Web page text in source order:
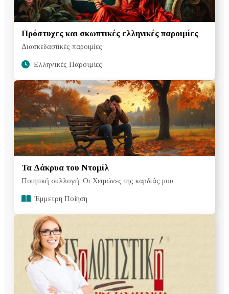
Πρόστυχες και σκωπτικές ελληνικές παροιμίες
Διασκεδαστικές παροιμίες
Ελληνικές Παροιμίες
Τα Δάκρυα του Ντομίλ
Ποιητική συλλογή: Οι Χειμώνες της καρδιάς μου
Έμμετρη Ποίηση